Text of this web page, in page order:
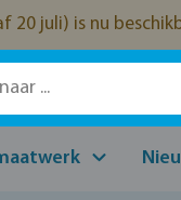
20 juli) is nu